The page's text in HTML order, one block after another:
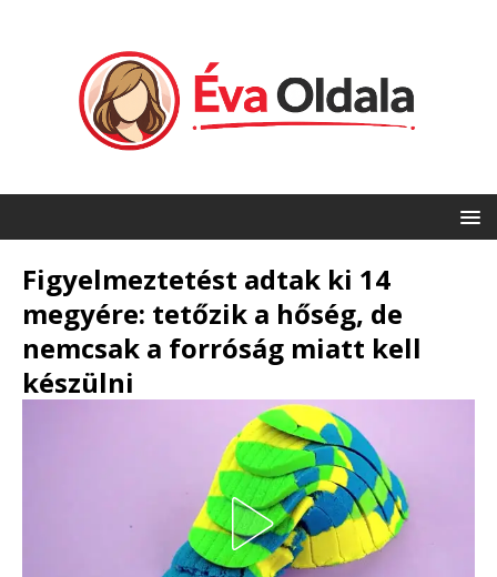
Figyelmeztetést adtak ki 14
megyére: tetőzik a hőség, de
nemcsak a forróság miatt kell
készülni